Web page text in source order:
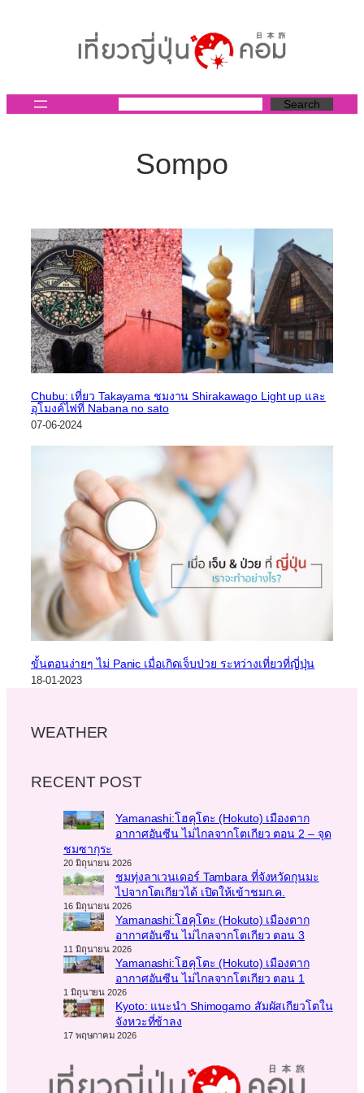
Search
Sompo
Chubu: เที่ยว Takayama ชมงาน Shirakawago Light up และ
อุโมงค์ไฟที่ Nabana no sato
07-06-2024
ขั้นตอนง่ายๆ ไม่ Panic เมื่อเกิดเจ็บป่วย ระหว่างเที่ยวที่ญี่ปุ่น
18-01-2023
WEATHER
RECENT POST
Yamanashi:โฮคุโตะ (Hokuto) เมืองตาก
อากาศอันซีน ไม่ไกลจากโตเกียว ตอน 2 – จุด
ชมซากุระ
20 มิถุนายน 2026
ชมทุ่งลาเวนเดอร์ Tambara ที่จังหวัดกุนมะ
ไปจากโตเกียวได้ เปิดให้เข้าชมก.ค.
16 มิถุนายน 2026
Yamanashi:โฮคุโตะ (Hokuto) เมืองตาก
อากาศอันซีน ไม่ไกลจากโตเกียว ตอน 3
11 มิถุนายน 2026
Yamanashi:โฮคุโตะ (Hokuto) เมืองตาก
อากาศอันซีน ไม่ไกลจากโตเกียว ตอน 1
1 มิถุนายน 2026
Kyoto: แนะนำ Shimogamo สัมผัสเกียวโตใน
จังหวะที่ช้าลง
17 พฤษภาคม 2026